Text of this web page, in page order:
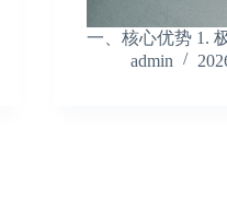
一、核心优势 1.
admin